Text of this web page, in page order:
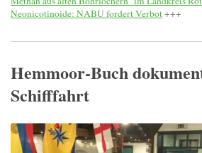
Neonicotinoide: NABU fordert Verbot+++
Hemmoor-Buch
Schifffahrt